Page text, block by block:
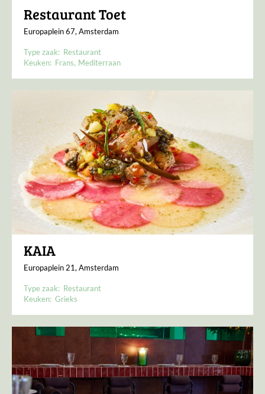
Restaurant Toet
Europaplein 67, Amsterdam
Type zaak: Restaurant
Keuken: Frans Mediterraan
KAIA
Europaplein 21, Amsterdam
Type zaak: Restaurant
Keuken: Grieks